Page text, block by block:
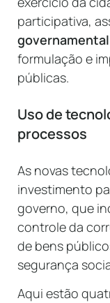
participativa,
governamental
formulação e
públicas.
Uso de
processos
As novas
investimento
governo, que
controle da
de bens
segurança
Aqui estão